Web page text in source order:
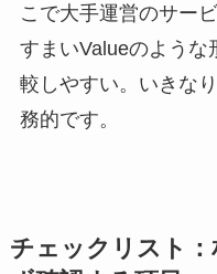
こで大手運営のサー
すまいValueのような
較しやすい。いきな
務的です。
チェックリスト